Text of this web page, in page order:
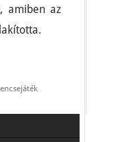
amiben az